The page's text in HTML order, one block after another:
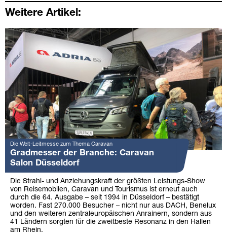
Weitere Artikel:
Die Welt-Leitmesse zum Thema Caravan
Gradmesser der Branche: Caravan
Salon Düsseldorf
Die Strahl- und Anziehungskraft der größten Leistungs-Show
von Reisemobilen, Caravan und Tourismus ist erneut auch
durch die 64. Ausgabe – seit 1994 in Düsseldorf – bestätigt
worden. Fast 270.000 Besucher – nicht nur aus DACH, Benelux
und den weiteren zentraleuropäischen Anrainern, sondern aus
41 Ländern sorgten für die zweitbeste Resonanz in den Hallen
am Rhein.